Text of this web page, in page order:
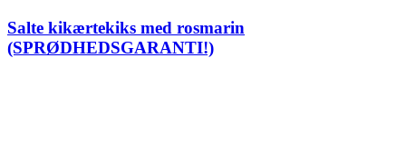
Salte kikærtekiks med rosmarin
(SPRØDHEDSGARANTI!)